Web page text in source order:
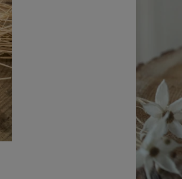
Ankieta weselna - różne
0,99 zł
do koszyka